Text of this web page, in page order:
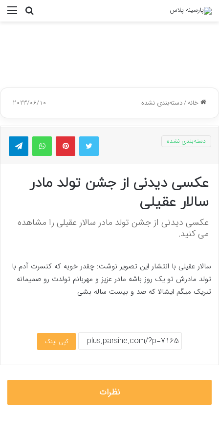
جستجو
خانه/دسته‌بندی نشده 2023/06/10
توییتر پینتریستواتس آپ
دسته‌بندی نشده
عکسی دیدنی از جشن تولد مادر
سالار عقیلی
عکسی دیدنی از جشن تولد مادر سالار عقیلی را مشاهده
می کنید.
سالار عقیلی با انتشار این تصویر نوشت: چقدر خوبه که کنسرت آدم با
تولد مادرش تو یک روز باشه مادر عزیز و مهربانم تولدت رو صمیمانه
تبریک میگم ایشالا که صد و بیست ساله بشی
کپی لینک
نظرات